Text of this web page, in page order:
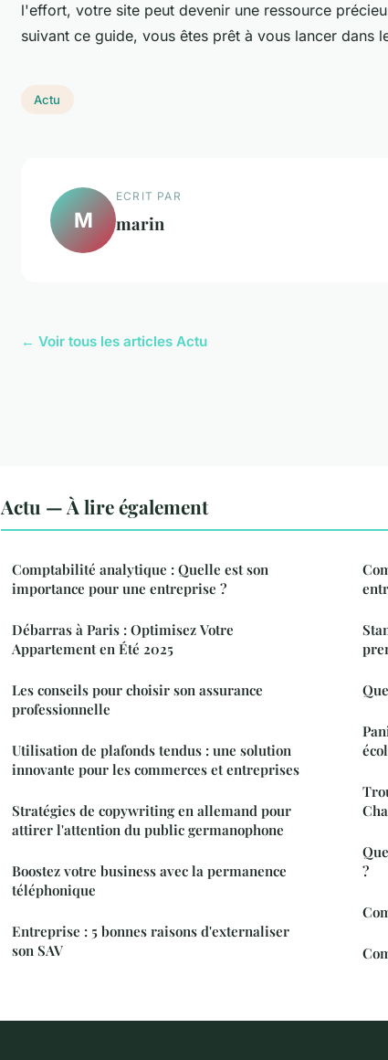
l'effort, votre site peut devenir une ressource
suivant ce guide, vous êtes prêt à vous lancer dans
Actu
M
ECRIT PAR
marin
← Voir tous les articles Actu
Actu — À lire également
Comptabilité analytique : Quelle est son
importance pour une entreprise ?
Débarras à Paris : Optimisez Votre
Appartement en Été 2025
Les conseils pour choisir son assurance
professionnelle
Utilisation de plafonds tendus : une solution
innovante pour les commerces et entreprises
Stratégies de copywriting en allemand pour
attirer l'attention du public germanophone
Boostez votre business avec la permanence
téléphonique
Entreprise : 5 bonnes raisons d'externaliser
son SAV
?